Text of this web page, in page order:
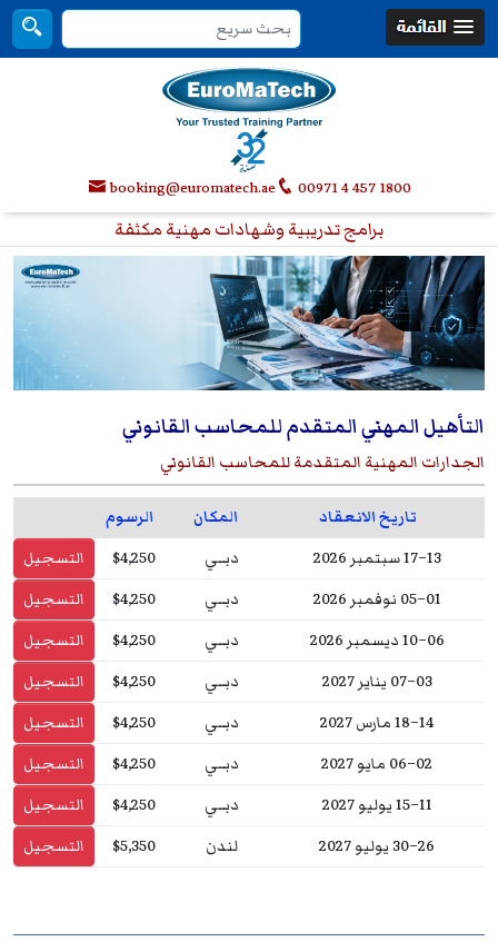
00971 4 457 1800
booking@euromatech.ae
برامج تدريبية وشهادات مهنية مكثفة
التأهيل المهني المتقدم للمحاسب القانوني
الجدارات المهنية المتقدمة للمحاسب القانوني
تاريخ الانعقاد المكان
الرسوم
13–17 سبتمبر 2026
دبــي $4,250
التسجيل
01–05 نوفمبر 2026
دبــي $4,250
التسجيل
06–10 ديسمبر 2026
دبــي $4,250
التسجيل
03–07 يناير 2027
دبــي $4,250
التسجيل
14–18 مارس 2027
دبــي $4,250
التسجيل
02–06 مايو 2027
دبــي $4,250
التسجيل
11–15 يوليو 2027
دبــي $4,250
التسجيل
26–30 يوليو 2027
لندن $5,350 التسجيل